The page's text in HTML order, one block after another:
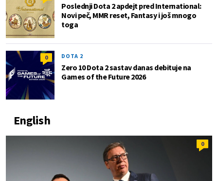
Poslednji Dota 2 apdejt pred International:
Novi peč, MMR reset, Fantasy i još mnogo
toga
0 DOTA 2
Zero 10 Dota 2 sastav danas debituje na
Games of the Future 2026
English
0